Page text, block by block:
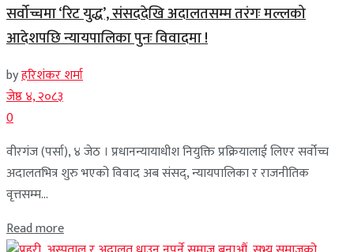
सर्वोच्चमा ‘रिट युद्ध’, संसददेखि अदालतसम्म तरंगः मल्लको
आदेशपछि न्यायपालिका पुनः विवादमा !
byहरिशंकर शर्मा
जेष्ठ ४, २०८३
0
वीरगंज (पर्सा), ४ जेठ । प्रधानन्यायाधीश नियुक्ति प्रक्रियालाई लिएर सर्वोच्च
अदालतभित्र शुरु भएको विवाद अब संसद्, न्यायपालिका र राजनीतिक
वृत्तसम्म...
Read more